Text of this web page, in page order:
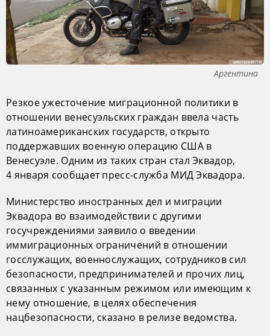
Аргентина
Резкое ужесточение миграционной политики в
отношении венесуэльских граждан ввела часть
латиноамериканских государств, открыто
поддержавших военную операцию США в
Венесуэле. Одним из таких стран стал Эквадор,
4 января сообщает пресс-служба МИД Эквадора.
Министерство иностранных дел и миграции
Эквадора во взаимодействии с другими
госучреждениями заявило о введении
иммиграционных ограничений в отношении
госслужащих, военнослужащих, сотрудников сил
безопасности, предпринимателей и прочих лиц,
связанных с указанным режимом или имеющим к
нему отношение, в целях обеспечения
нацбезопасности, сказано в релизе ведомства.